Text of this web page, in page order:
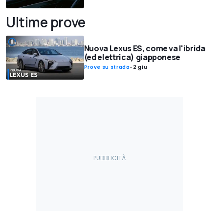
Ultime prove
Nuova Lexus ES, come va l'ibrida
(ed elettrica) giapponese
Prove su strada- 2 giu